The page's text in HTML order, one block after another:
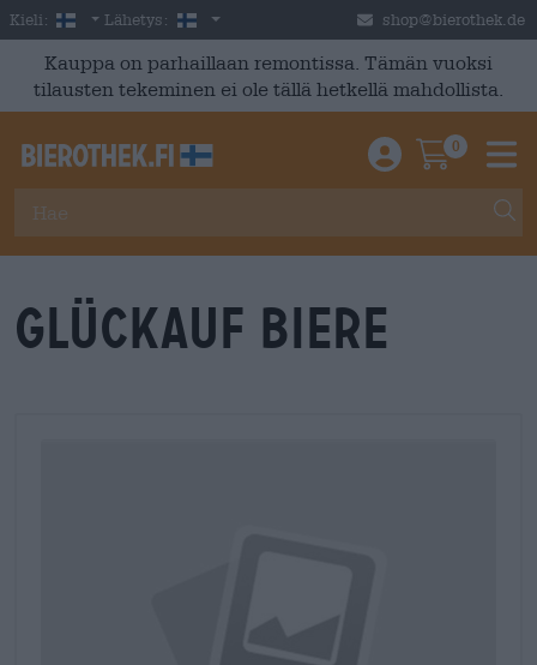
Skip to main content
Kieli: Finnish
Lähetys: Suomi shop@bierothek.de
Kauppa on parhaillaan remontissa. Tämän vuoksi
tilausten tekeminen ei ole tällä hetkellä mahdollista.
Einloggen /
0
Glückauf Biere